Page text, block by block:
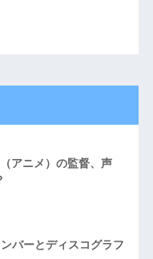
アニメ）の監督、声
バーとディスコグラフ